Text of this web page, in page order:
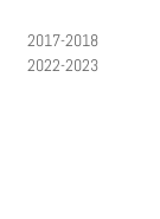
2017-2018
2022-2023